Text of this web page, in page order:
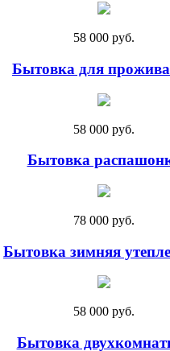
58 000 руб.
Бытовка для
58 000 руб.
Бытовка
78 000 руб.
Бытовка зимняя
58 000 руб.
Бытовка